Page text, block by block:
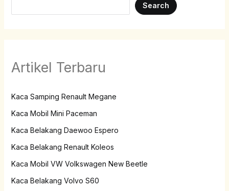
Search
Artikel Terbaru
Kaca Samping Renault Megane
Kaca Mobil Mini Paceman
Kaca Belakang Daewoo Espero
Kaca Belakang Renault Koleos
Kaca Mobil VW Volkswagen New Beetle
Kaca Belakang Volvo S60